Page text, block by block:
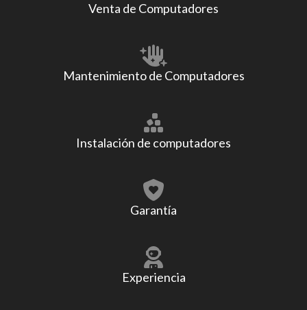
Venta de Computadores
Mantenimiento de Computadores
Instalación de computadores
Garantía
Experiencia